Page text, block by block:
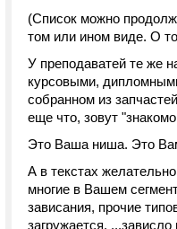
(Список можно
том или ином виде. О
У преподаватей те же
курсовыми,
собранном из
еще что, зовут
Это Ваша ниша. Это
А в текстах
многие в Вашем
зависания, прочие
загружается, ...зависло